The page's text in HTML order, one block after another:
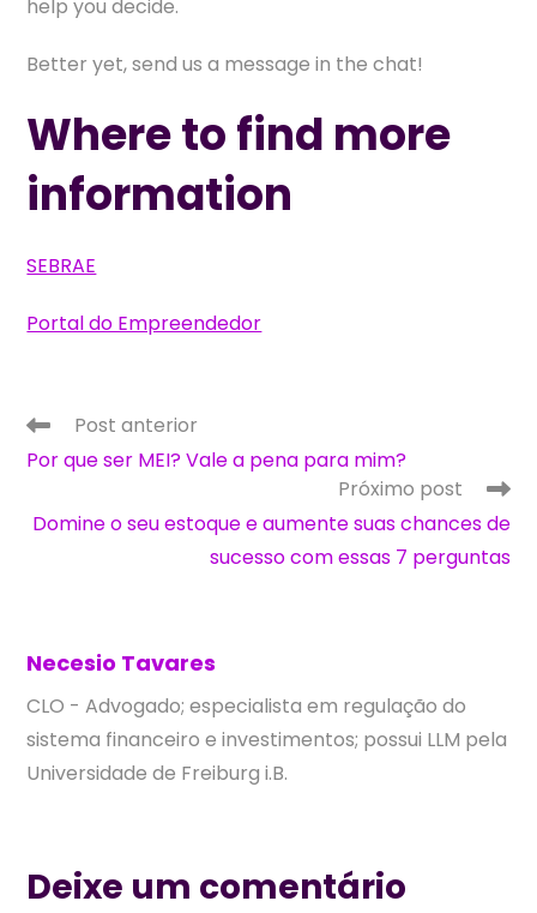
help you decide.
Better yet, send us a message in the chat!
Where to find more
information
SEBRAE
Portal do Empreendedor
Ler
artigos
Post anterior
Por que ser MEI? Vale a pena para mim?
Próximo post
Domine o seu estoque e aumente suas chances de
sucesso com essas 7 perguntas
Necesio Tavares
CLO - Advogado; especialista em regulação do
sistema financeiro e investimentos; possui LLM pela
Universidade de Freiburg i.B.
Deixe um comentário